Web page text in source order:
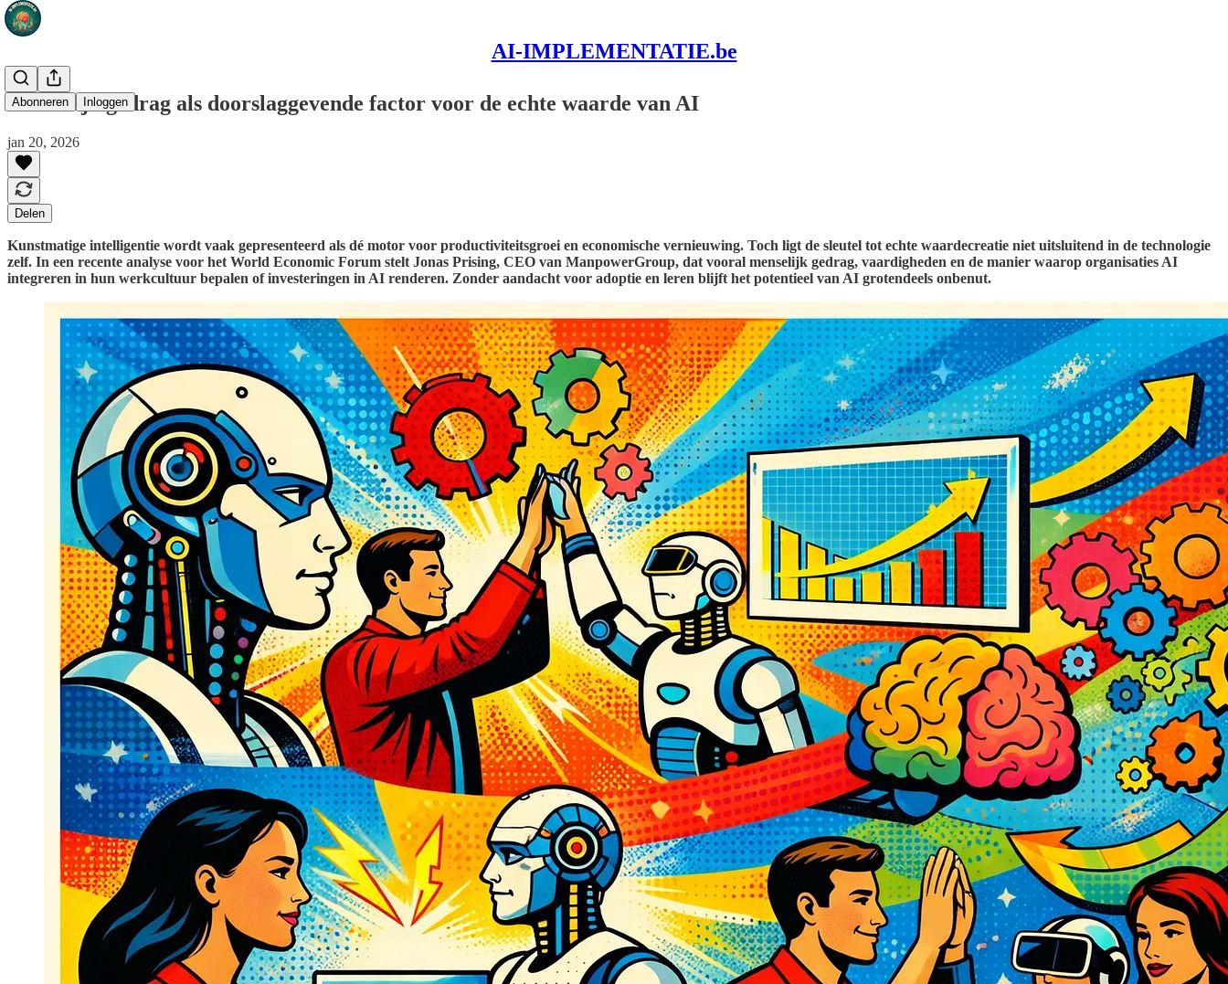
AI-IMPLEMENTATIE.be
Abonneren Inloggen
Menselijk gedrag als doorslaggevende factor voor de echte waarde van AI
jan 20, 2026
Delen
Kunstmatige intelligentie wordt vaak gepresenteerd als dé motor voor productiviteitsgroei en economische vernieuwing. Toch ligt de sleutel tot echte waardecreatie niet uitsluitend in de technologie
zelf. In een recente analyse voor het World Economic Forum stelt Jonas Prising, CEO van ManpowerGroup, dat vooral menselijk gedrag, vaardigheden en de manier waarop organisaties AI
integreren in hun werkcultuur bepalen of investeringen in AI renderen. Zonder aandacht voor adoptie en leren blijft het potentieel van AI grotendeels onbenut.